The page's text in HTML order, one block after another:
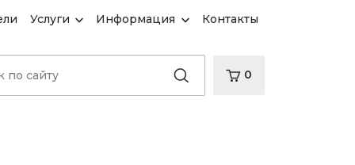
Услуги Информация Контакты
0